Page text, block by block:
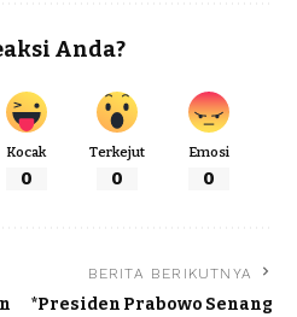
Anda?
Kocak
0
Terkejut
0
Emosi
0
BERITA BERIKUTNYA
*Presiden Prabowo Senang